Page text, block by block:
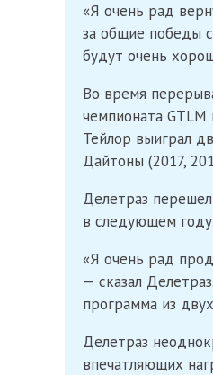
«Я очень рад
за общие победы
будут очень
Во время
чемпионата
Тейлор выиграл
Дайтоны (2017,
Делетраз
в следующем
«Я очень рад
— сказал
программа из
Делетраз
впечатляющих